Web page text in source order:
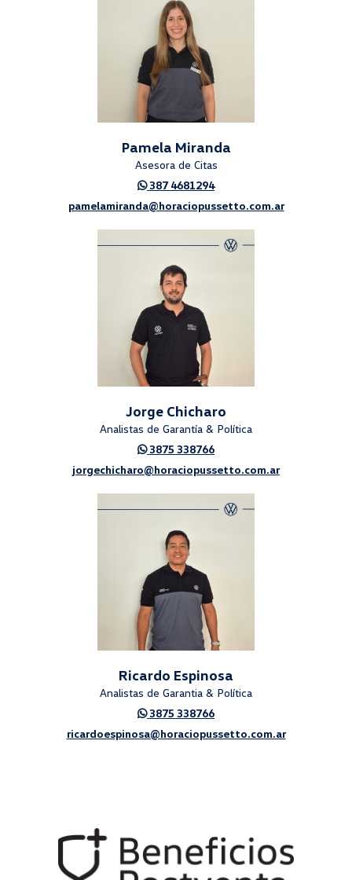
Pamela Miranda
Asesora de Citas
387 4681294
pamelamiranda@horaciopussetto.com.ar
Jorge Chicharo
Analistas de Garantía & Política
3875 338766
jorgechicharo@horaciopussetto.com.ar
Ricardo Espinosa
Analistas de Garantia & Política
3875 338766
ricardoespinosa@horaciopussetto.com.ar